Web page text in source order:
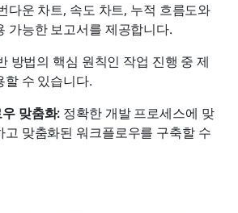
다운 차트, 속도 차트, 누적 흐름도와
가능한 보고서를 제공합니다.
방법의 핵심 원칙인 작업 진행 중 제
할 수 있습니다.
맞춤화: 정확한 개발 프로세스에 맞
고 맞춤화된 워크플로우를 구축할 수